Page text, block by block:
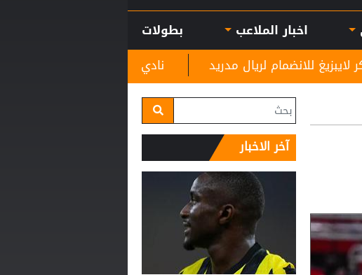
اخبار الملاعب
بطولات
نادي الرمثا يستقبل مدربه الجديد غاسانين
مدريد
آخر الاخبار